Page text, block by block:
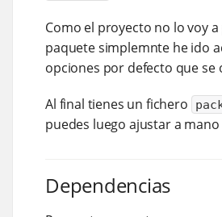
Como el proyecto no lo voy
paquete simplemnte he ido
opciones por defecto que se
Al final tienes un fichero
puedes luego ajustar a
Dependencias